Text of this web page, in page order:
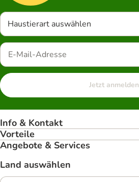
Haustierart auswählen
Jetzt anmelden
Info & Kontakt
Vorteile
Angebote & Services
Land auswählen